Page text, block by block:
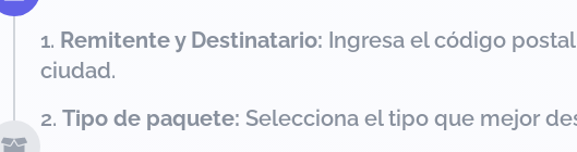
Remitente y Destinatario: Ingresa el código
ciudad.
Tipo de paquete: Selecciona el tipo que mejor